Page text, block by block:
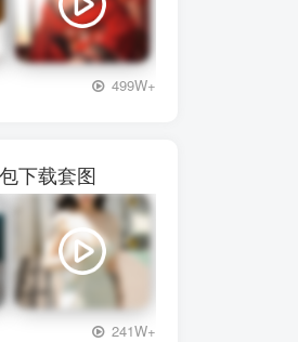
499W+
下载套图
241W+